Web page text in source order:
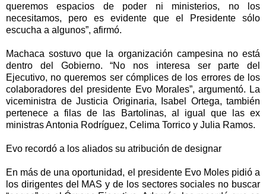
queremos espacios de poder ni ministerios, no los
necesitamos, pero es evidente que el Presidente sólo
escucha a algunos”, afirmó.
Machaca sostuvo que la organización campesina no está
dentro del Gobierno. “No nos interesa ser parte del
Ejecutivo, no queremos ser cómplices de los errores de los
colaboradores del presidente Evo Morales”, argumentó. La
viceministra de Justicia Originaria, Isabel Ortega, también
pertenece a filas de las Bartolinas, al igual que las ex
ministras Antonia Rodríguez, Celima Torrico y Julia Ramos.
Evo recordó a los aliados su atribución de designar
En más de una oportunidad, el presidente Evo Moles pidió a
los dirigentes del MAS y de los sectores sociales no buscar